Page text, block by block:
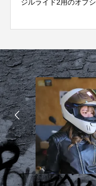
ジルライド2用のオプ